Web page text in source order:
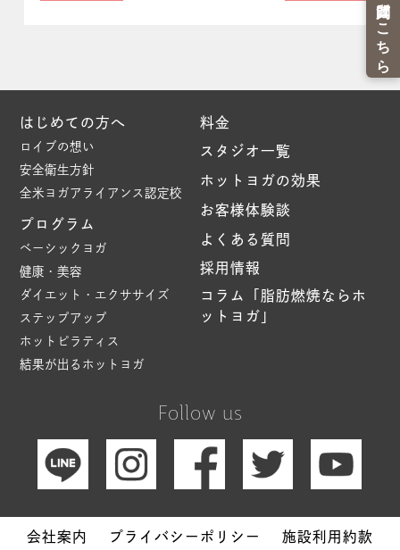
Follow us
はじめての方へ
ロイブの想い
安全衛生方針
全米ヨガアライアンス認定校
プログラム
ベーシックヨガ
健康・美容
ダイエット・エクササイズ
ステップアップ
ホットピラティス
結果が出るホットヨガ
料金
スタジオ一覧
ホットヨガの効果
お客様体験談
よくある質問
採用情報
コラム「脂肪燃焼ならホ
ットヨガ」
会社案内 プライバシーポリシー 施設利用約款